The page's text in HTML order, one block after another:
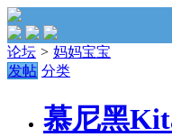
论坛 > 妈妈宝宝
发帖 分类
慕尼黑